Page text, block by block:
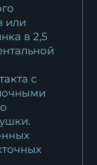
или
в 2,5
с